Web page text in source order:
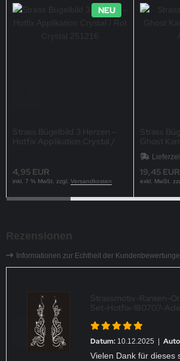
NEU
Strass Bügelbild 3 Herzen –
Hotfix Applikation Crystal /
4,95 EUR
inkl. 7 % MwSt. zzgl. Versandkosten
Strass
Ghost
Applikation
19,45 EUR
exkl. MwSt.
Rezensionen
Informationen zur Echtheit der
Strassmotiv-Ranken-
Set-Hotfix-180707-
Datum: 10.12.2025 |
Vielen Dank für dieses